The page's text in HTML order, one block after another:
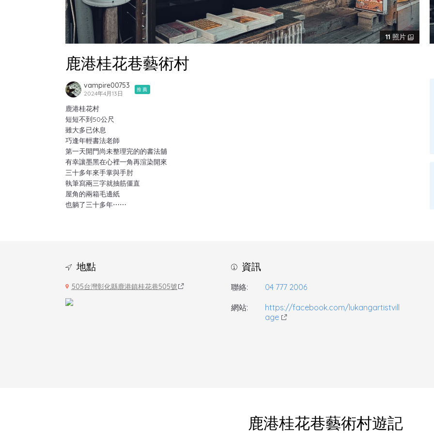
11 照片
鹿港桂花巷藝術村
vampire00753
2024年4月13日
推薦
鹿港桂花村
短短不到50公尺
雖大多已休息
巧逢年輕書法老師
第一天開門尚未整理完的的書法舖
有幸讓墨黑在心裡一角再渲染開來
三十多年來手掌與手肘
執筆寫兩三字就抽筋僵直
屋角的兩箱毛邊紙
也躺了三十多年⋯⋯
地點
505台灣彰化縣鹿港鎮桂花巷505號
資訊
聯絡: 04 777 2006
網站:
https://facebook.com/lukangartistvill
age
鹿港桂花巷藝術村遊記